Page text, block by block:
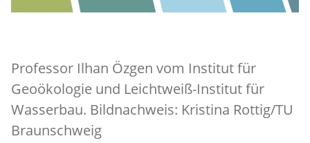
Professor Ilhan Özgen vom Institut für
Geoökologie und Leichtweiß-Institut für
Wasserbau. Bildnachweis: Kristina Rottig/TU
Braunschweig